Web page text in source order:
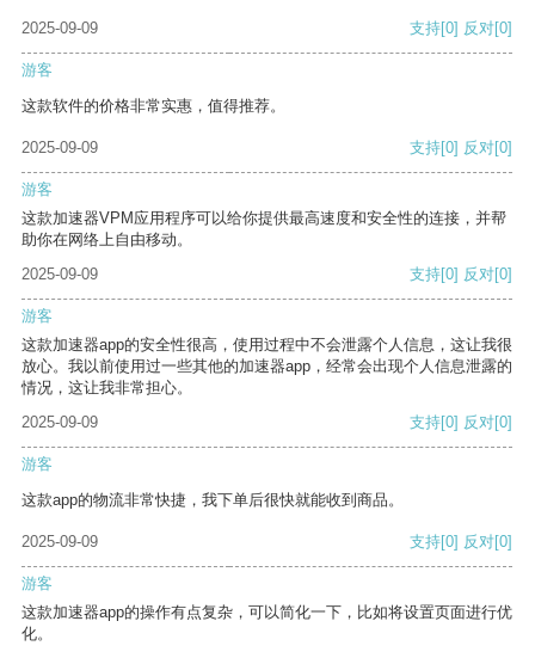
2025-09-09 支持[0] 反对[0]
游客
这款软件的价格非常实惠，值得推荐。
2025-09-09 支持[0] 反对[0]
游客
这款加速器VPM应用程序可以给你提供最高速度和安全性的连接，并帮
助你在网络上自由移动。
2025-09-09
支持[0] 反对[0]
游客
这款加速器app的安全性很高，使用过程中不会泄露个人信息，这让我很
放心。我以前使用过一些其他的加速器app，经常会出现个人信息泄露的
情况，这让我非常担心。
2025-09-09
支持[0] 反对[0]
游客
这款app的物流非常快捷，我下单后很快就能收到商品。
2025-09-09 支持[0] 反对[0]
游客
这款加速器app的操作有点复杂，可以简化一下，比如将设置页面进行优
化。